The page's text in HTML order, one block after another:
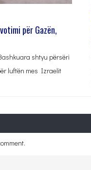
për Gazën,
shtyu përsëri
luftën mes Izraelit